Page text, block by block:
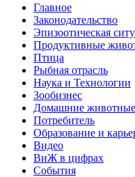
Главное
Законодательство
Эпизоотическая
Продуктивные
Птица
Рыбная отрасль
Наука и Технологии
Зообизнес
Домашние животные
Потребитель
Образование и
Видео
ВиЖ в цифрах
События